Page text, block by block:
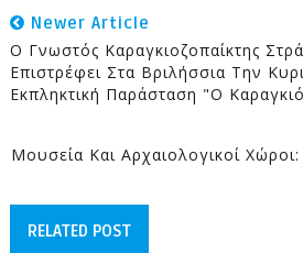
Newer Article
Ο Γνωστός Καραγκιοζοπαίκτης
Επιστρέφει Στα Βριλήσσια Την
Εκπληκτική Παράσταση "Ο
Μουσεία Και Αρχαιολογικοί
RELATED POST